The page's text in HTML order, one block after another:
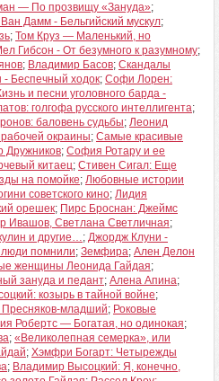
— По прозвищу «Зануда»;
Дамм - Бельгийский мускул;
; Том Круз — Маленький, но
Гибсон - От безумного к разумному;
; Владимир Басов; Скандалы
- Беспечный ходок; Софи Лорен:
и песни уголовного барда -
голгофа русского интеллигента;
баловень судьбы; Леонид
рабочей окраины; Самые красивые
Дружников; София Ротару и ее
китаец; Стивен Сигал: Еще
на помойке; Любовные истории
советского кино; Лидия
орешек; Пирс Броснан: Джеймс
Ивашов, Светлана Светличная;
и другие…; Джордж Клуни -
помнили; Земфира; Ален Делон
женщины Леонида Гайдая;
зануда и педант; Алена Апина;
козырь в тайной войне;
младший; Роковые
Робертс — Богатая, но одинокая;
; «Великолепная семерка», или
; Хэмфри Богарт: Четырежды
; Владимир Высоцкий: Я, конечно,